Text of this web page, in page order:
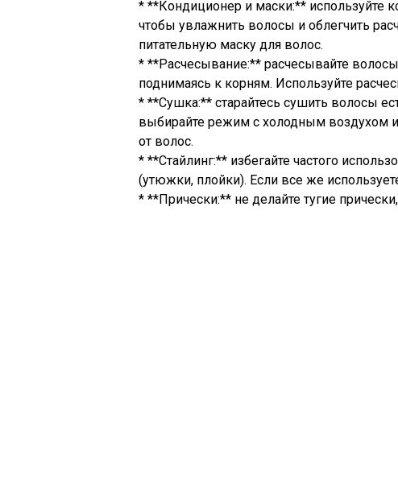
* **Кондиционер и маски:** используйте
чтобы увлажнить волосы и облегчить
питательную маску для волос.
* **Расчесывание:** расчесывайте
поднимаясь к корням. Используйте
* **Сушка:** старайтесь сушить волосы
выбирайте режим с холодным воздухом
от волос.
* **Стайлинг:** избегайте частого
(утюжки, плойки). Если все же
* **Прически:** не делайте тугие